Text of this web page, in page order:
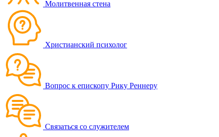
Молитвенная стена
Христианский психолог
Вопрос к епископу Рику Реннеру
Связаться со служителем